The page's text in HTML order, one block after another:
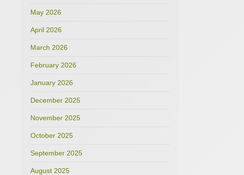
May 2026
April 2026
March 2026
February 2026
January 2026
December 2025
November 2025
October 2025
September 2025
August 2025